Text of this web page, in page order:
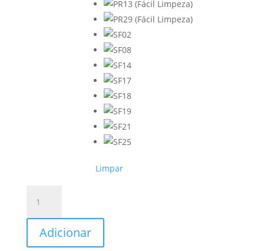
Limpar
Banqueta
Merida
Adicionar